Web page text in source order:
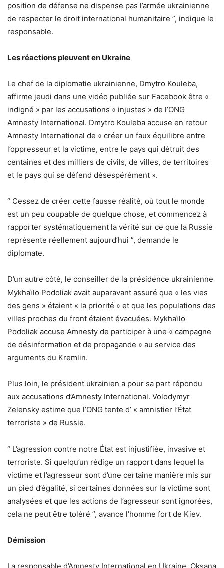
position de défense ne dispense pas l’armée ukrainienne
de respecter le droit international humanitaire ”, indique le
responsable.
Les réactions pleuvent en Ukraine
Le chef de la diplomatie ukrainienne, Dmytro Kouleba,
affirme jeudi dans une vidéo publiée sur Facebook être «
indigné » par les accusations « injustes » de l’ONG
Amnesty International. Dmytro Kouleba accuse en retour
Amnesty International de « créer un faux équilibre entre
l’oppresseur et la victime, entre le pays qui détruit des
centaines et des milliers de civils, de villes, de territoires
et le pays qui se défend désespérément ».
“ Cessez de créer cette fausse réalité, où tout le monde
est un peu coupable de quelque chose, et commencez à
rapporter systématiquement la vérité sur ce que la Russie
représente réellement aujourd’hui ”, demande le
diplomate.
D’un autre côté, le conseiller de la présidence ukrainienne
Mykhaïlo Podoliak avait auparavant assuré que « les vies
des gens » étaient « la priorité » et que les populations des
villes proches du front étaient évacuées. Mykhaïlo
Podoliak accuse Amnesty de participer à une « campagne
de désinformation et de propagande » au service des
arguments du Kremlin.
Plus loin, le président ukrainien a pour sa part répondu
aux accusations d’Amnesty International. Volodymyr
Zelensky estime que l’ONG tente d’ « amnistier l’État
terroriste » de Russie.
“ L’agression contre notre État est injustifiée, invasive et
terroriste. Si quelqu’un rédige un rapport dans lequel la
victime et l’agresseur sont d’une certaine manière mis sur
un pied d’égalité, si certaines données sur la victime sont
analysées et que les actions de l’agresseur sont ignorées,
cela ne peut être toléré ”, avance l’homme fort de Kiev.
Démission